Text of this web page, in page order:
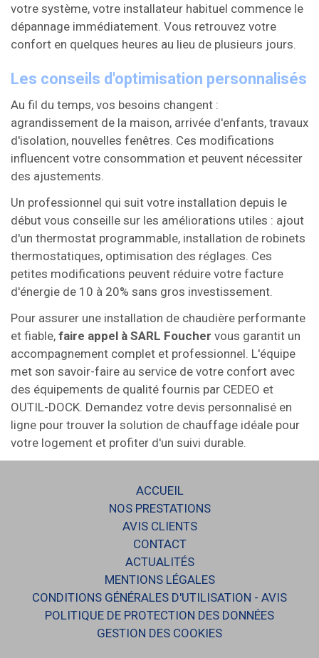
votre système, votre installateur habituel commence le
dépannage immédiatement. Vous retrouvez votre
confort en quelques heures au lieu de plusieurs jours.
Les conseils d'optimisation personnalisés
Au fil du temps, vos besoins changent :
agrandissement de la maison, arrivée d'enfants, travaux
d'isolation, nouvelles fenêtres. Ces modifications
influencent votre consommation et peuvent nécessiter
des ajustements.
Un professionnel qui suit votre installation depuis le
début vous conseille sur les améliorations utiles : ajout
d'un thermostat programmable, installation de robinets
thermostatiques, optimisation des réglages. Ces
petites modifications peuvent réduire votre facture
d'énergie de 10 à 20% sans gros investissement.
Pour assurer une installation de chaudière performante
et fiable, faire appel à SARL Foucher vous garantit un
accompagnement complet et professionnel. L'équipe
met son savoir-faire au service de votre confort avec
des équipements de qualité fournis par CEDEO et
OUTIL-DOCK. Demandez votre devis personnalisé en
ligne pour trouver la solution de chauffage idéale pour
votre logement et profiter d'un suivi durable.
ACCUEIL
NOS PRESTATIONS
AVIS CLIENTS
CONTACT
ACTUALITÉS
MENTIONS LÉGALES
CONDITIONS GÉNÉRALES D'UTILISATION - AVIS
POLITIQUE DE PROTECTION DES DONNÉES
GESTION DES COOKIES